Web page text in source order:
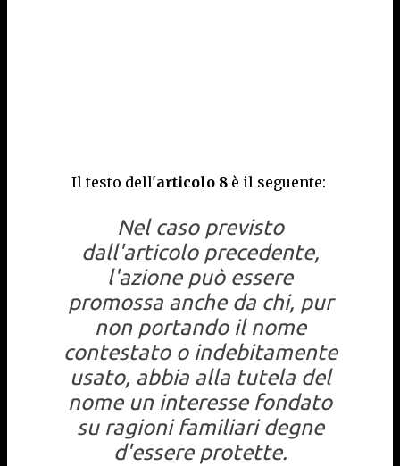
Il testo dell'articolo 8è il seguente:
Nel caso previsto
dall'articolo precedente,
l'azione può essere
promossa anche da chi, pur
non portando il nome
contestato o indebitamente
usato, abbia alla tutela del
nome un interesse fondato
su ragioni familiari degne
d'essere protette.